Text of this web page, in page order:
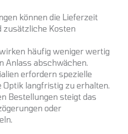
können die Lieferzeit
zusätzliche Kosten
häufig weniger wertig
Anlass abschwächen.
erfordern spezielle
Optik langfristig zu erhalten.
Bestellungen steigt das
oder